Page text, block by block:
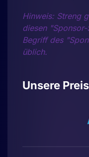
Hinweis: Streng
diesen
Begriff des
üblich.
Unsere